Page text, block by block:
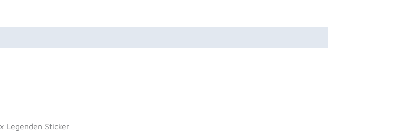
Legenden Sticker